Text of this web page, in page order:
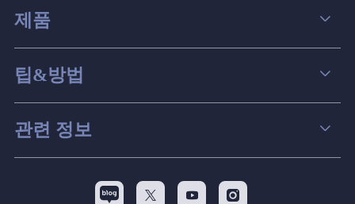
제품
데이터 복구
파티션 관리
스크린 레코더
백업&복원
팁&방법
컴퓨터 데이터 복구 팁
맥 데이터 복구 팁
디스크 파티션 팁
관련 정보
  